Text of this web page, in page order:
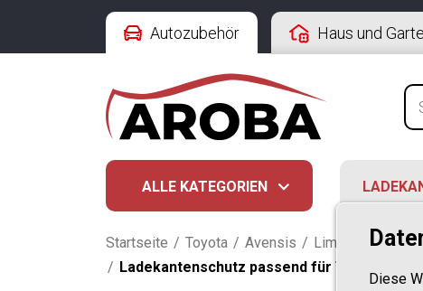
Autozubehör Haus und
ALLE KATEGORIEN
Startseite / Toyota / Avensis / Limousine T27
/ Ladekantenschutz passend für Toyota
Diese